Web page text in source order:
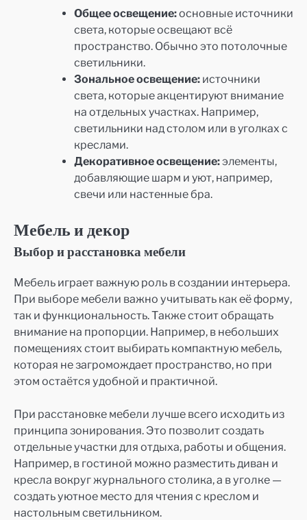
Общее освещение:основные источники
света, которые освещают всё
пространство. Обычно это потолочные
светильники.
Зональное освещение: источники
света, которые акцентируют внимание
на отдельных участках. Например,
светильники над столом или в уголках с
креслами.
Декоративное освещение:элементы,
добавляющие шарм и уют, например,
свечи или настенные бра.
Мебель и декор
Выбор и расстановка мебели
Мебель играет важную роль в создании интерьера.
При выборе мебели важно учитывать как её форму,
так и функциональность. Также стоит обращать
внимание на пропорции. Например, в небольших
помещениях стоит выбирать компактную мебель,
которая не загромождает пространство, но при
этом остаётся удобной и практичной.
При расстановке мебели лучше всего исходить из
принципа зонирования. Это позволит создать
отдельные участки для отдыха, работы и общения.
Например, в гостиной можно разместить диван и
кресла вокруг журнального столика, а в уголке —
создать уютное место для чтения с креслом и
настольным светильником.